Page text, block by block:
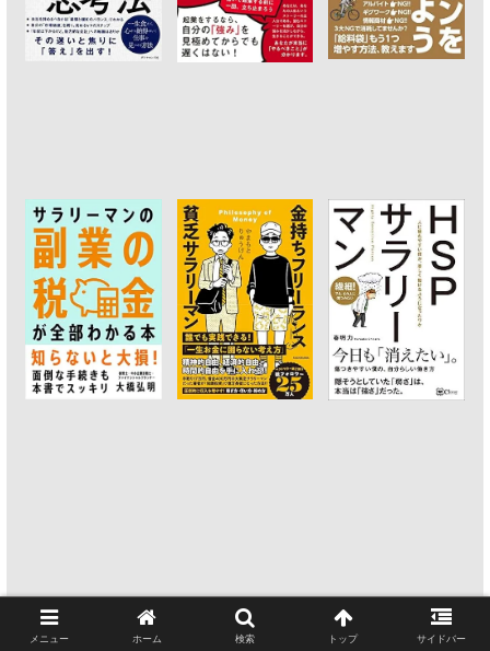
メニュー ホーム 検索 トップ サイドバー